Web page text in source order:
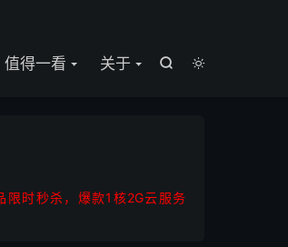


值得一看 关于
限时秒杀，爆款1核2G云服务